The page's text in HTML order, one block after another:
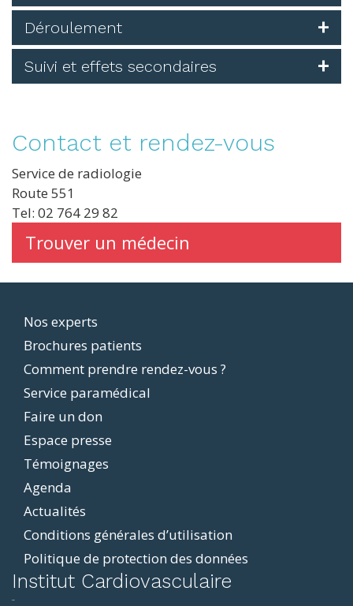
Déroulement
Suivi et effets secondaires
Contact et rendez-vous
Service de radiologie
Route 551
Tel: 02 764 29 82
Trouver un médecin
Footer
menu
Nos experts
Brochures patients
Comment prendre rendez-vous ?
Service paramédical
Faire un don
Espace presse
Témoignages
Agenda
Actualités
Conditions générales d’utilisation
Politique de protection des données
Institut Cardiovasculaire